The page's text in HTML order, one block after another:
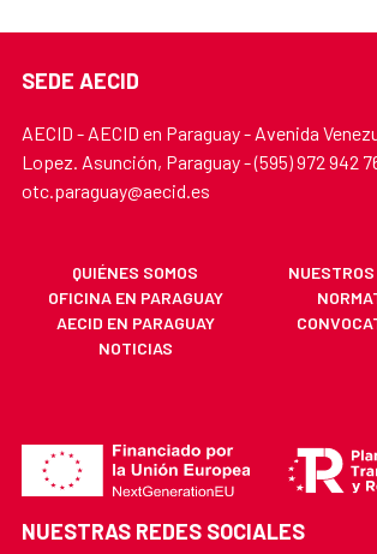
SEDE AECID
AECID - AECID en Paraguay - Avenida
Lopez. Asunción, Paraguay - (595) 972 942
otc.paraguay@aecid.es
QUIÉNES SOMOS
OFICINA EN PARAGUAY
AECID EN PARAGUAY
NOTICIAS
NUESTRAS REDES SOCIALES